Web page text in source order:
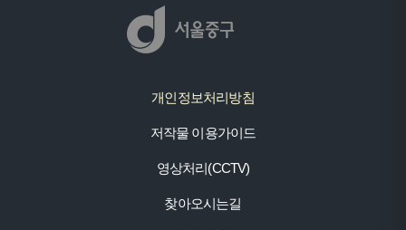
개인정보처리방침
저작물 이용가이드
영상처리(CCTV)
찾아오시는길